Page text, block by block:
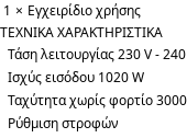
1 × Εγχειρίδιο χρήσης
ΤΕΧΝΙΚΑ ΧΑΡΑΚΤΗΡΙΣΤΙΚΑ
Τάση λειτουργίας 230 V -
Ισχύς εισόδου 1020 W
Ταχύτητα χωρίς φορτίο
Ρύθμιση στροφών